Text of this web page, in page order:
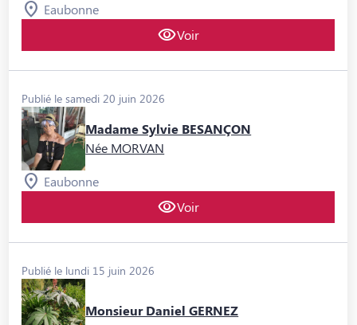
Eaubonne
Voir
Publié le samedi 20 juin 2026
Madame Sylvie BESANÇON
Née MORVAN
Eaubonne
Voir
Publié le lundi 15 juin 2026
Monsieur Daniel GERNEZ